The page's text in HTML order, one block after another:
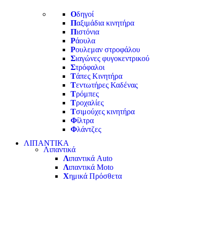
Οδηγοί
Παξιμάδια κινητήρα
Πιστόνια
Ράουλα
Ρουλεμαν στροφάλου
Σιαγώνες φυγοκεντρικού
Στρόφαλοι
Τάπες Κινητήρα
Τεντωτήρες Καδένας
Τρόμπες
Τροχαλίες
Τσιμούχες κινητήρα
Φίλτρα
Φλάντζες
ΛΙΠΑΝΤΙΚΑ
Λιπαντικά
Λιπαντικά Auto
Λιπαντικά Moto
Χημικά Πρόσθετα